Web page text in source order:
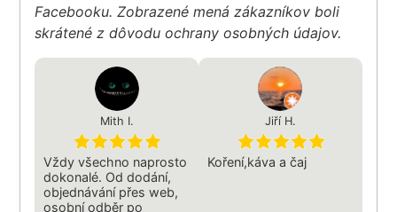
Facebooku. Zobrazené mená zákazníkov boli
skrátené z dôvodu ochrany osobných údajov.
Mith I.
Vždy všechno naprosto
dokonalé. Od dodání,
objednávání přes web,
osobní odběr po
Jiří H.
Koření,káva a čaj